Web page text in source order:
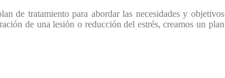
de tratamiento para abordar las necesidades y objetivos
de una lesión o reducción del estrés, creamos un plan